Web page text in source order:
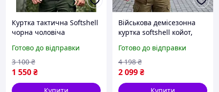
Куртка тактична Softshell
чорна чоловіча
капюшоном, чоловіча
куртка поліція М uterhi
Готово до відправки
1 550₴
3 100 ₴
Військова демісезонна
куртка softshell койот,
чоловіча військова куртка
койот 48 tfrhk
Готово до відправки
2 099₴
4 198 ₴